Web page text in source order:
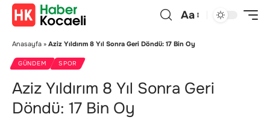
Aa
Anasayfa » Aziz Yıldırım 8 Yıl Sonra Geri Döndü: 17 Bin Oy
GÜNDEM SPOR
Aziz Yıldırım 8 Yıl Sonra Geri
Döndü: 17 Bin Oy